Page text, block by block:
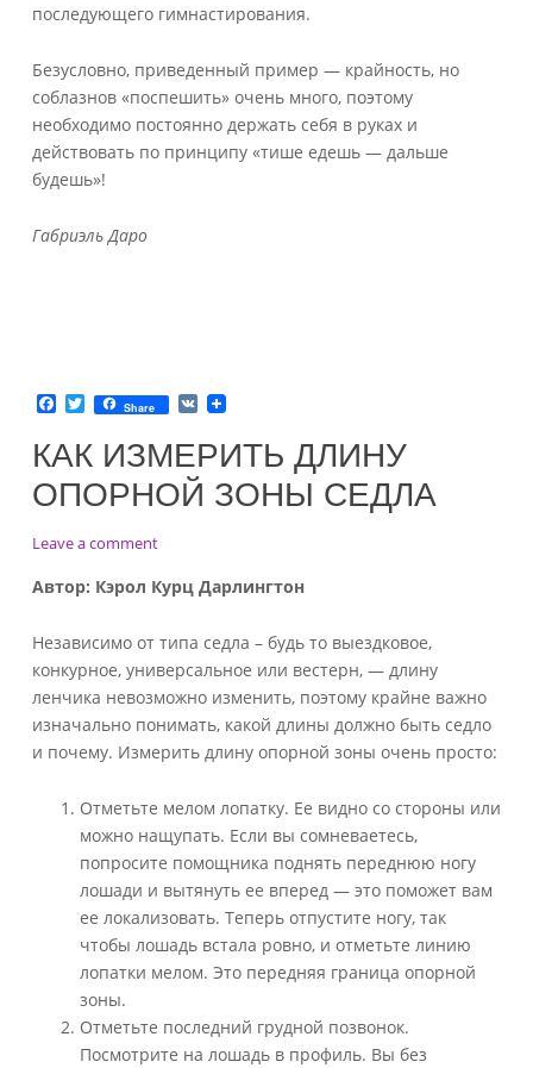
последующего гимнастирования.
Безусловно, приведенный пример — крайность, но
соблазнов «поспешить» очень много, поэтому
необходимо постоянно держать себя в руках и
действовать по принципу «тише едешь — дальше
будешь»!
Габриэль Даро
F
c
e
b
o
k
T
w
i
t
t
e
Share V
КАК ИЗМЕРИТЬ ДЛИНУ
ОПОРНОЙ ЗОНЫ СЕДЛА
Leave a commenton
измерить
опорной
зоны
седла
Автор: Кэрол Курц Дарлингтон
Независимо от типа седла – будь то выездковое,
конкурное, универсальное или вестерн, — длину
ленчика невозможно изменить, поэтому крайне важно
изначально понимать, какой длины должно быть седло
и почему. Измерить длину опорной зоны очень просто:
Отметьте мелом лопатку. Ее видно со стороны или
можно нащупать. Если вы сомневаетесь,
попросите помощника поднять переднюю ногу
лошади и вытянуть ее вперед — это поможет вам
ее локализовать. Теперь отпустите ногу, так
чтобы лошадь встала ровно, и отметьте линию
лопатки мелом. Это передняя граница опорной
зоны.
Отметьте последний грудной позвонок.
Посмотрите на лошадь в профиль. Вы без